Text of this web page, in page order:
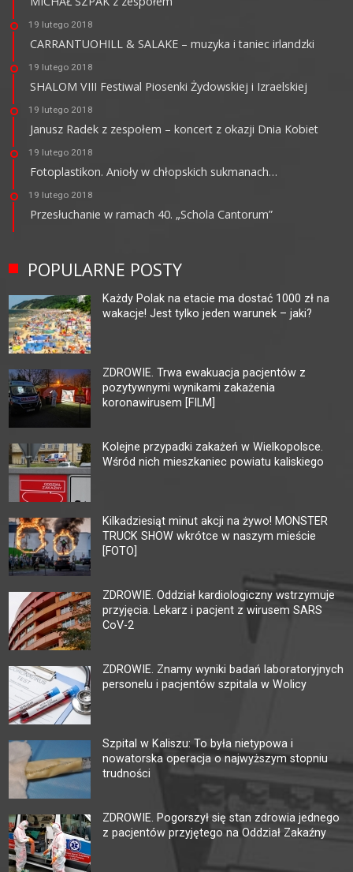
19 lutego 2018
CARRANTUOHILL & SALAKE – muzyka i taniec irlandzki
19 lutego 2018
SHALOM VIII Festiwal Piosenki Żydowskiej i Izraelskiej
19 lutego 2018
Janusz Radek z zespołem – koncert z okazji Dnia Kobiet
19 lutego 2018
Fotoplastikon. Anioły w chłopskich sukmanach…
19 lutego 2018
Przesłuchanie w ramach 40. „Schola Cantorum”
POPULARNE POSTY
Każdy Polak na etacie ma dostać 1000 zł na
wakacje! Jest tylko jeden warunek – jaki?
ZDROWIE. Trwa ewakuacja pacjentów z
pozytywnymi wynikami zakażenia
koronawirusem [FILM]
Kolejne przypadki zakażeń w Wielkopolsce.
Wśród nich mieszkaniec powiatu kaliskiego
Kilkadziesiąt minut akcji na żywo! MONSTER
TRUCK SHOW wkrótce w naszym mieście
[FOTO]
ZDROWIE. Oddział kardiologiczny wstrzymuje
przyjęcia. Lekarz i pacjent z wirusem SARS
CoV-2
ZDROWIE. Znamy wyniki badań laboratoryjnych
personelu i pacjentów szpitala w Wolicy
Szpital w Kaliszu: To była nietypowa i
nowatorska operacja o najwyższym stopniu
trudności
ZDROWIE. Pogorszył się stan zdrowia jednego
z pacjentów przyjętego na Oddział Zakaźny